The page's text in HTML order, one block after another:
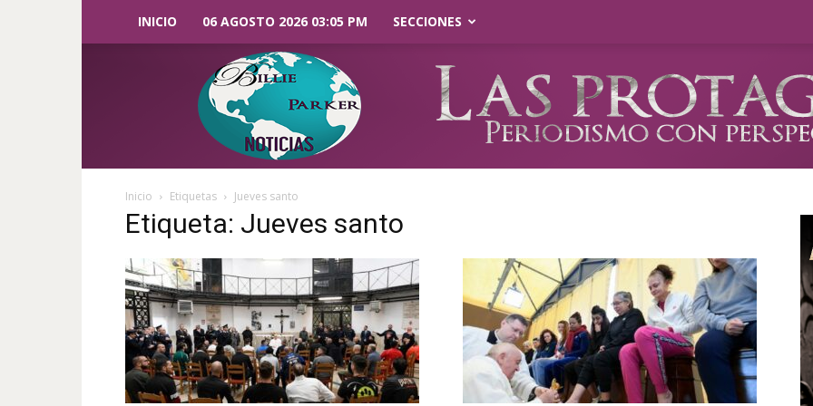
INICIO 06 AGOSTO 2026 03:05 PM SECCIONES
Parker
Noticias
Inicio Etiquetas Jueves santo
Etiqueta: Jueves santo